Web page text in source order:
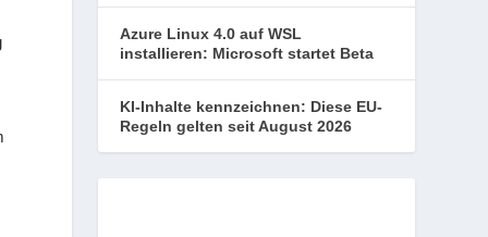
Azure Linux 4.0 auf WSL
installieren: Microsoft startet Beta
KI-Inhalte kennzeichnen: Diese EU-
Regeln gelten seit August 2026